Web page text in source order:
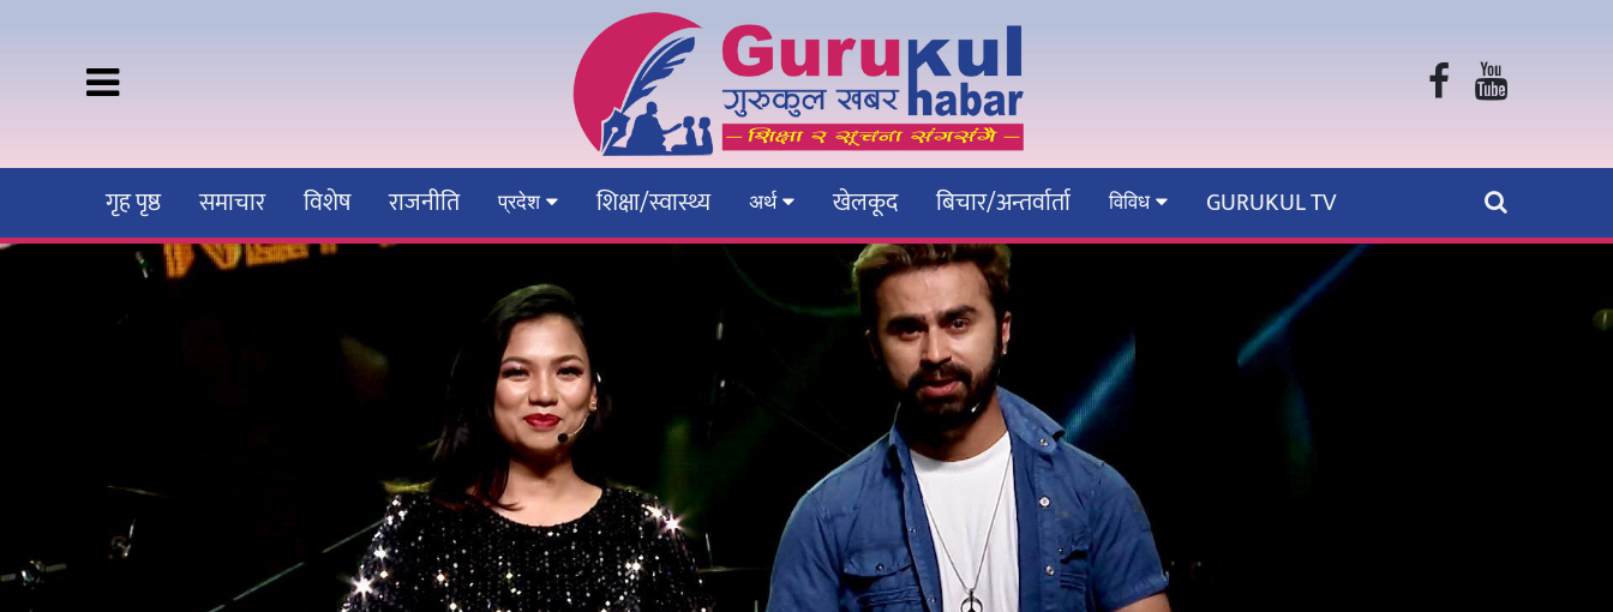
गृह पृष्ठ समाचार विशेष राजनीति प्रदेश शिक्षा/स्वास्थ्य अर्थ खेलकूद बिचार/अन्तर्वार्ता विविध GURUKUL TV